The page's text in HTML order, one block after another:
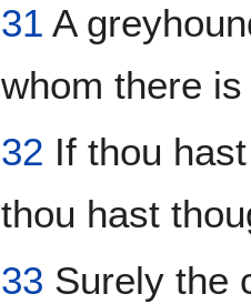
31 A
whom there
32 If thou
thou hast
33 Surely the